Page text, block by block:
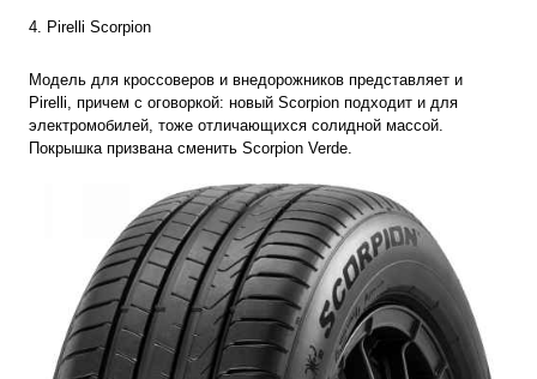
4. Pirelli Scorpion
Модель для кроссоверов и внедорожников представляет и
Pirelli, причем с оговоркой: новый Scorpion подходит и для
электромобилей, тоже отличающихся солидной массой.
Покрышка призвана сменить Scorpion Verde.